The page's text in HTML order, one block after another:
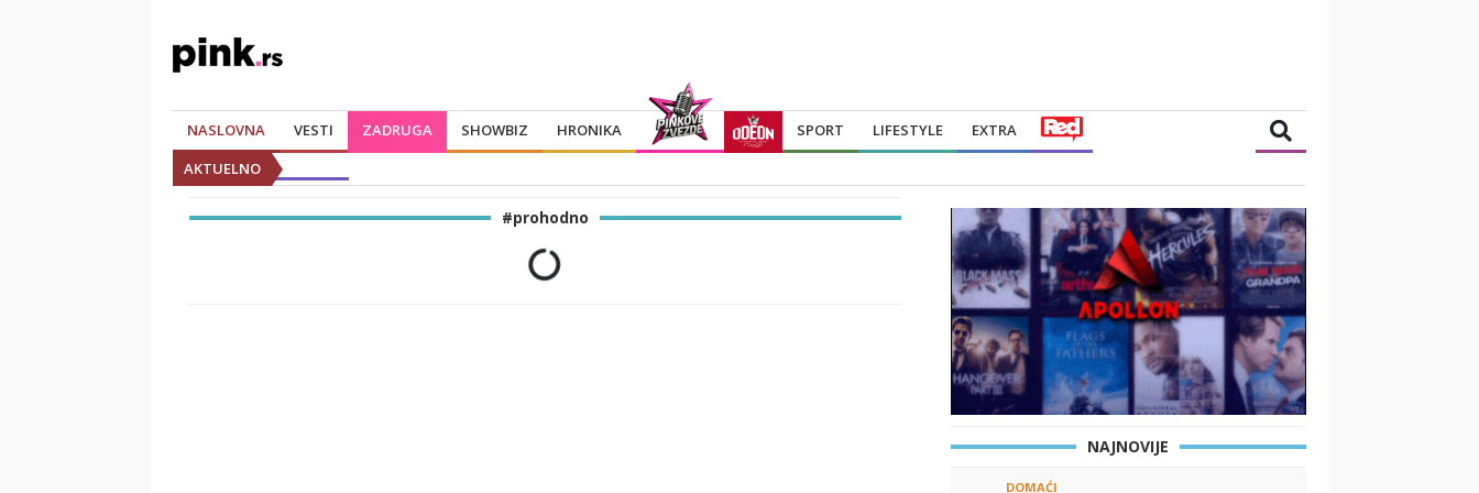
NASLOVNA VESTI ZADRUGA SHOWBIZ HRONIKA SPORT LIFESTYLE
EXTRA
AKTUELNO
#prohodno
NAJNOVIJE
DOMAĆI